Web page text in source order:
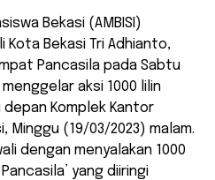
Bekasi (AMBISI)
Kota Bekasi Tri Adhianto,
Pancasila pada Sabtu
aksi 1000 lilin
Komplek Kantor
Minggu (19/03/2023) malam.
dengan menyalakan 1000
yang diiringi